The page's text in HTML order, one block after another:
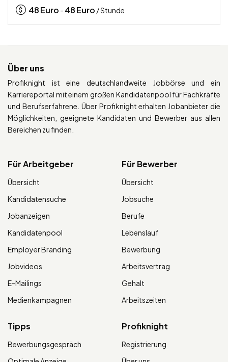
48Euro - 48Euro / Stunde
Über uns
Profiknight ist eine deutschlandweite Jobbörse und ein
Karriereportal mit einem großen Kandidatenpool für Fachkräfte
und Berufserfahrene. Über Profiknight erhalten Jobanbieter die
Möglichkeiten, geeignete Kandidaten und Bewerber aus allen
Bereichen zu finden.
Für Arbeitgeber
Übersicht
Kandidatensuche
Jobanzeigen
Kandidatenpool
Employer Branding
Jobvideos
E-Mailings
Medienkampagnen
Für Bewerber
Übersicht
Jobsuche
Berufe
Lebenslauf
Bewerbung
Arbeitsvertrag
Gehalt
Arbeitszeiten
Tipps
Bewerbungsgespräch
Profiknight
Registrierung